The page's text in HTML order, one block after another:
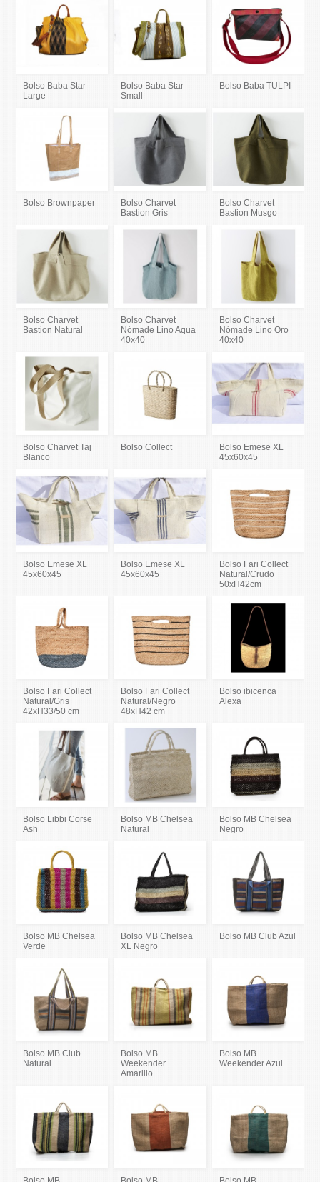
Bolso Baba Star
Large
Bolso Baba Star
Small
Bolso Baba TULPI
Bolso Brownpaper
Bolso Charvet
Bastion Gris
Bolso Charvet
Bastion Musgo
Bolso Charvet
Bastion Natural
Bolso Charvet
Nómade Lino Aqua
40x40
Bolso Charvet
Nómade Lino Oro
40x40
Bolso Charvet Taj
Blanco
Bolso Collect
Bolso Emese XL
45x60x45
Bolso Emese XL
45x60x45
Bolso Emese XL
45x60x45
Bolso Fari Collect
Natural/Crudo
50xH42cm
Bolso Fari Collect
Natural/Gris
42xH33/50 cm
Bolso Fari Collect
Natural/Negro
48xH42 cm
Bolso ibicenca
Alexa
Bolso Libbi Corse
Ash
Bolso MB Chelsea
Natural
Bolso MB Chelsea
Negro
Bolso MB Chelsea
Verde
Bolso MB Chelsea
XL Negro
Bolso MB Club Azul
Bolso MB Club
Natural
Bolso MB
Weekender
Amarillo
Bolso MB
Weekender Azul